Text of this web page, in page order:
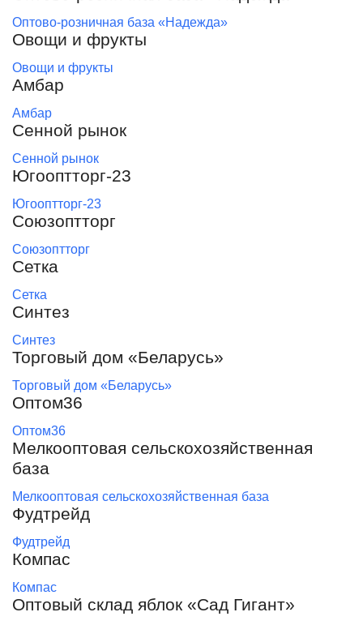
Оптово-розничная база «Надежда»
Овощи и фрукты
Овощи и фрукты
Амбар
Амбар
Сенной рынок
Сенной рынок
Югооптторг-23
Югооптторг-23
Союзоптторг
Союзоптторг
Сетка
Сетка
Синтез
Синтез
Торговый дом «Беларусь»
Торговый дом «Беларусь»
Оптом36
Оптом36
Мелкооптовая сельскохозяйственная
база
Мелкооптовая сельскохозяйственная база
Фудтрейд
Фудтрейд
Компас
Компас
Оптовый склад яблок «Сад Гигант»